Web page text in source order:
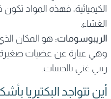
الكيميائية، فهذه المواد
الغشاء.
الريبوسومات: هو المكان
وهي عبارة عن عضيات
ريبي غني بالحبيبات.
أين تتواجد البكتيريا